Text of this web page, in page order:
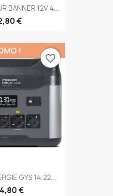
BANNER 12V 4...
€
GYS 14.22...
€
!
favorite_border